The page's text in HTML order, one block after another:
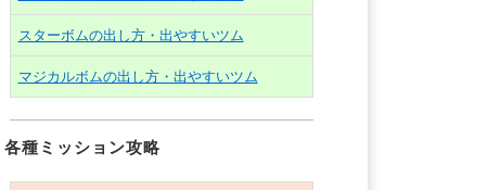
スターボムの出し方・出やすいツム
マジカルボムの出し方・出やすいツム
各種ミッション攻略